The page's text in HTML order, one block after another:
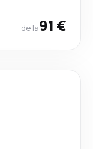
de la91 €